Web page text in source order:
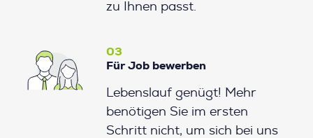
zu Ihnen passt.
03
Für Job bewerben
Lebenslauf genügt! Mehr
benötigen Sie im ersten
Schritt nicht, um sich bei uns